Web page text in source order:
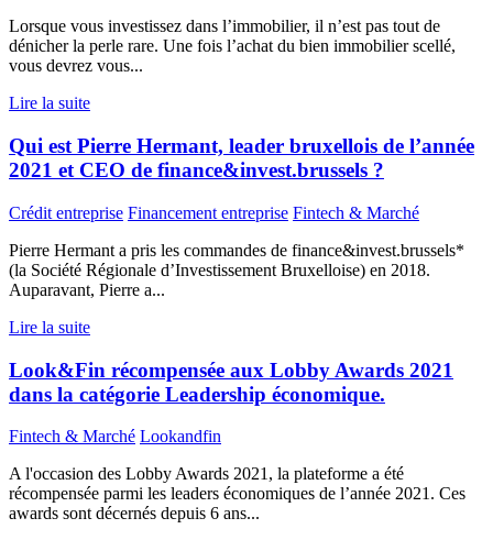
Lorsque vous investissez dans l’immobilier, il n’est pas tout de
dénicher la perle rare. Une fois l’achat du bien immobilier scellé,
vous devrez vous...
Lire la suite
Qui est Pierre Hermant, leader bruxellois de l’année
2021 et CEO de finance&invest.brussels ?
Crédit entreprise Financement entreprise Fintech & Marché
Pierre Hermant a pris les commandes de finance&invest.brussels*
(la Société Régionale d’Investissement Bruxelloise) en 2018.
Auparavant, Pierre a...
Lire la suite
Look&Fin récompensée aux Lobby Awards 2021
dans la catégorie Leadership économique.
Fintech & Marché Lookandfin
A l'occasion des Lobby Awards 2021, la plateforme a été
récompensée parmi les leaders économiques de l’année 2021. Ces
awards sont décernés depuis 6 ans...